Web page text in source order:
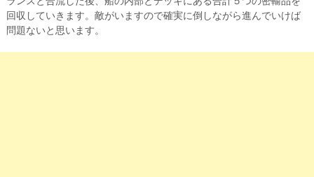
回収していきます。敵がいますので確実に倒しながら進んでいけば
問題ないと思います。